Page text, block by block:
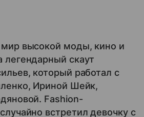
высокой моды, кино и
легендарный скаут
который работал с
Ириной Шейк,
Fashion-
встретил девочку с